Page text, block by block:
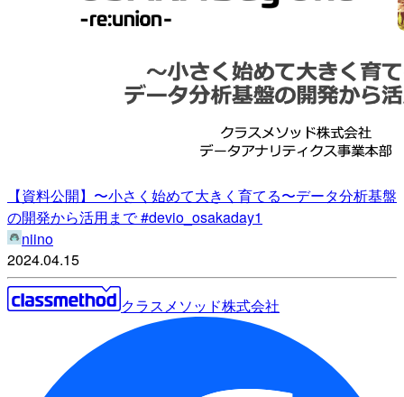
【資料公開】〜小さく始めて大きく育てる〜データ分析基盤
の開発から活用まで #devio_osakaday1
niino
2024.04.15
クラスメソッド株式会社